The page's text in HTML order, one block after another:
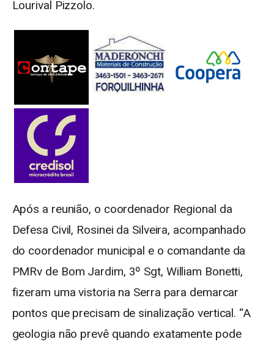
Lourival Pizzolo.
Após a reunião, o coordenador Regional da
Defesa Civil, Rosinei da Silveira, acompanhado
do coordenador municipal e o comandante da
PMRv de Bom Jardim, 3º Sgt, William Bonetti,
fizeram uma vistoria na Serra para demarcar
pontos que precisam de sinalização vertical. “A
geologia não prevê quando exatamente pode